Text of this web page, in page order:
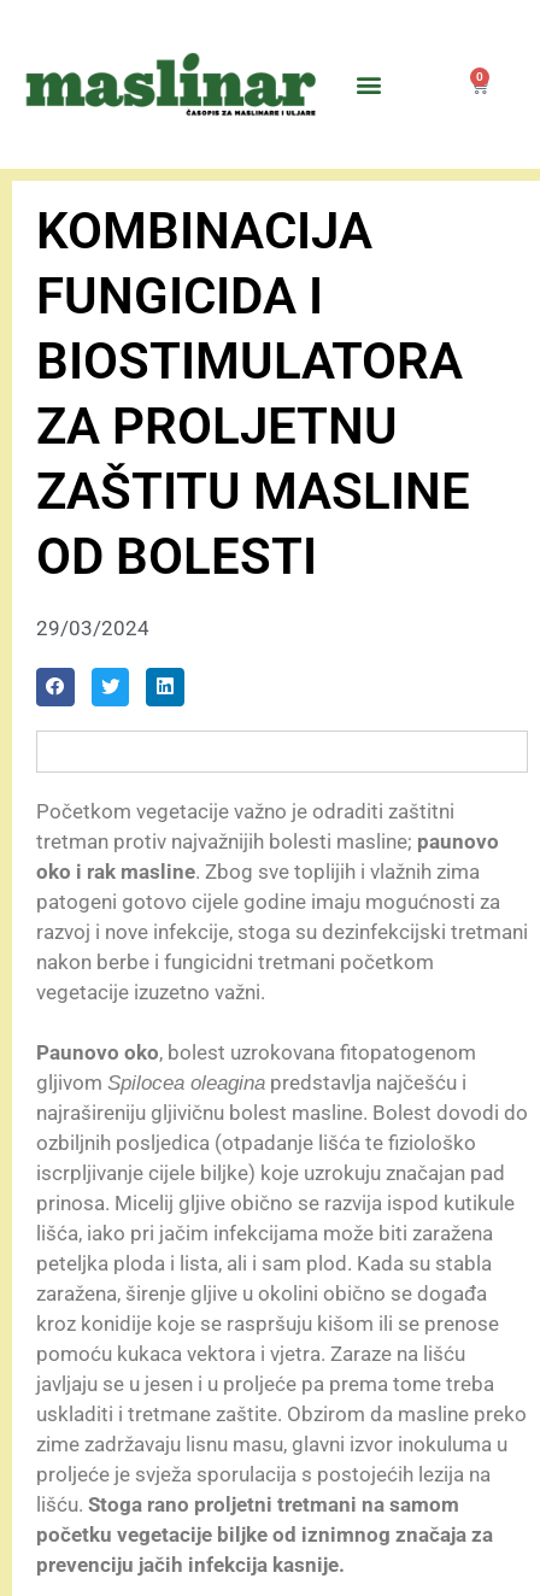
0
KOMBINACIJA
FUNGICIDA I
BIOSTIMULATORA
ZA PROLJETNU
ZAŠTITU MASLINE
OD BOLESTI
29/03/2024
Početkom vegetacije važno je odraditi zaštitni
tretman protiv najvažnijih bolesti masline; paunovo
oko i rak masline. Zbog sve toplijih i vlažnih zima
patogeni gotovo cijele godine imaju mogućnosti za
razvoj i nove infekcije, stoga su dezinfekcijski tretmani
nakon berbe i fungicidni tretmani početkom
vegetacije izuzetno važni.
Paunovo oko, bolest uzrokovana fitopatogenom
gljivom Spilocea oleagina predstavlja najčešću i
najrašireniju gljivičnu bolest masline. Bolest dovodi do
ozbiljnih posljedica (otpadanje lišća te fiziološko
iscrpljivanje cijele biljke) koje uzrokuju značajan pad
prinosa. Micelij gljive obično se razvija ispod kutikule
lišća, iako pri jačim infekcijama može biti zaražena
peteljka ploda i lista, ali i sam plod. Kada su stabla
zaražena, širenje gljive u okolini obično se događa
kroz konidije koje se raspršuju kišom ili se prenose
pomoću kukaca vektora i vjetra. Zaraze na lišću
javljaju se u jesen i u proljeće pa prema tome treba
uskladiti i tretmane zaštite. Obzirom da masline preko
zime zadržavaju lisnu masu, glavni izvor inokuluma u
proljeće je svježa sporulacija s postojećih lezija na
lišću. Stoga rano proljetni tretmani na samom
početku vegetacije biljke od iznimnog značaja za
prevenciju jačih infekcija kasnije.